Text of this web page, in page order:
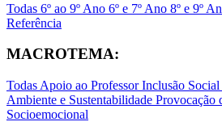
Todas 6º ao 9º Ano 6º e 7º Ano 8º e 9º
Referência
MACROTEMA:
Todas Apoio ao ProfessorInclusão
Ambiente e Sustentabilidade Provocação
Socioemocional